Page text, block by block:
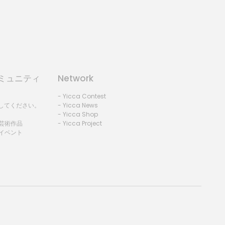
ュニティ
ください。
術作品
ベント
Network
- Yicca Contest
- Yicca News
- Yicca Shop
- Yicca Project